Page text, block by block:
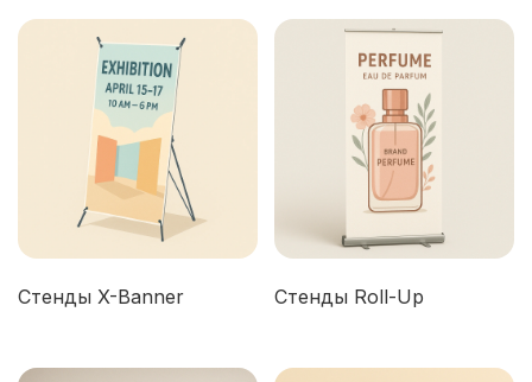
Стенды X-Banner Стенды Roll-Up